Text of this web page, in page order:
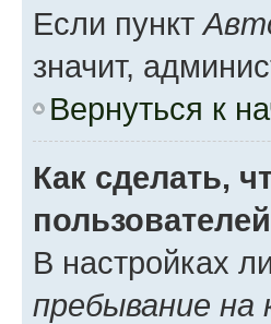
Если пункт
значит,
Вернуться к
Как сделать,
В настройках
пребывание на